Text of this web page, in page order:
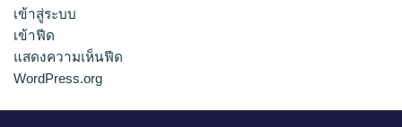
เข้าสู่ระบบ
เข้าฟีด
แสดงความเห็นฟีด
WordPress.org